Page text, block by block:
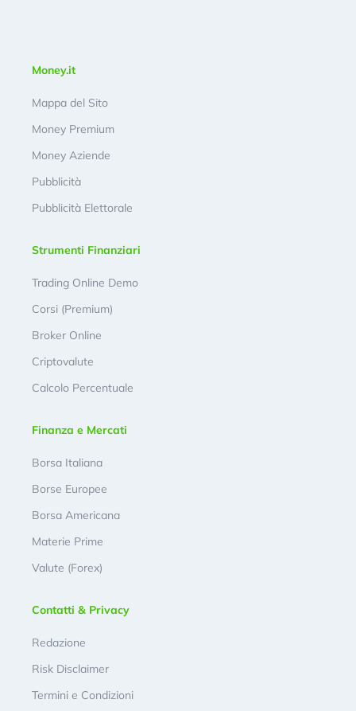
Money.it
Mappa del Sito
Money Premium
Money Aziende
Pubblicità
Pubblicità Elettorale
Strumenti Finanziari
Trading Online Demo
Corsi (Premium)
Broker Online
Criptovalute
Calcolo Percentuale
Finanza e Mercati
Borsa Italiana
Borse Europee
Borsa Americana
Materie Prime
Valute (Forex)
Contatti & Privacy
Redazione
Risk Disclaimer
Termini e Condizioni